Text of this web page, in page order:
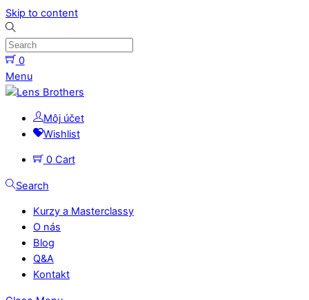
Skip to content
0
Menu
Môj účet
Wishlist
0 Cart
Search
Kurzy a Masterclassy
O nás
Blog
Q&A
Kontakt